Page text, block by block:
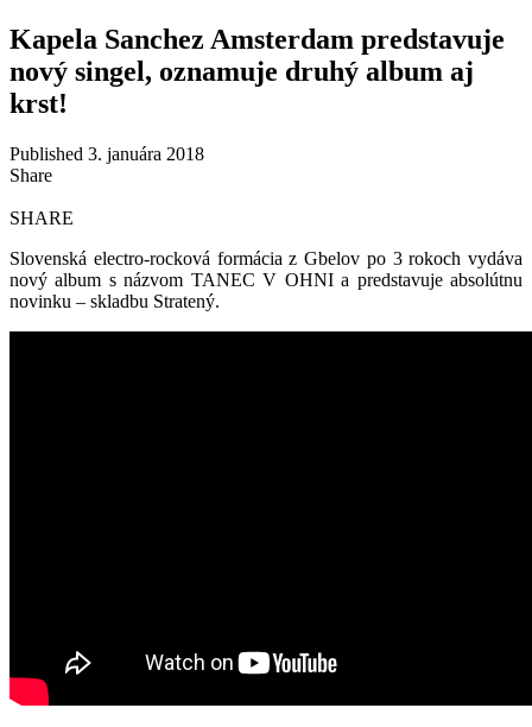
Kapela Sanchez Amsterdam predstavuje
nový singel, oznamuje druhý album aj
krst!
Published 3. januára 2018
Share
SHARE
Slovenská electro-rocková formácia z Gbelov po 3 rokoch vydáva
nový album s názvom TANEC V OHNI a predstavuje absolútnu
novinku – skladbu Stratený.